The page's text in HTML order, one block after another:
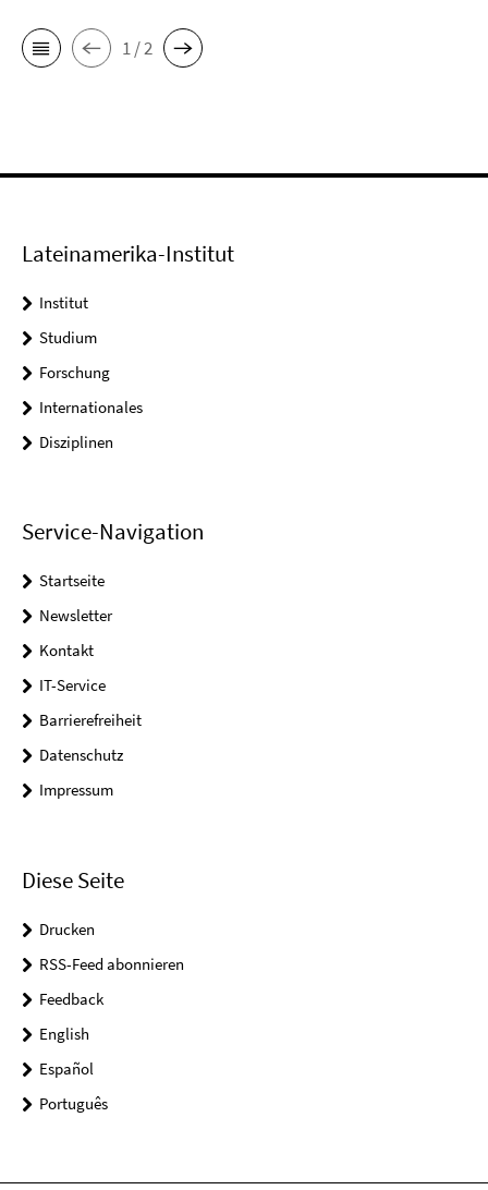
1 / 2
Lateinamerika-Institut
Institut
Studium
Forschung
Internationales
Disziplinen
Service-Navigation
Startseite
Newsletter
Kontakt
IT-Service
Barrierefreiheit
Datenschutz
Impressum
Diese Seite
Drucken
RSS-Feed abonnieren
Feedback
English
Español
Português